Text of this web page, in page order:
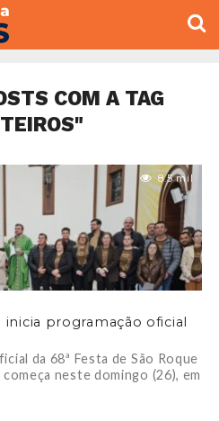
COM A TAG
8.5 mil
inicia programação oficial
da 68ª Festa de São Roque
neste domingo (26), em